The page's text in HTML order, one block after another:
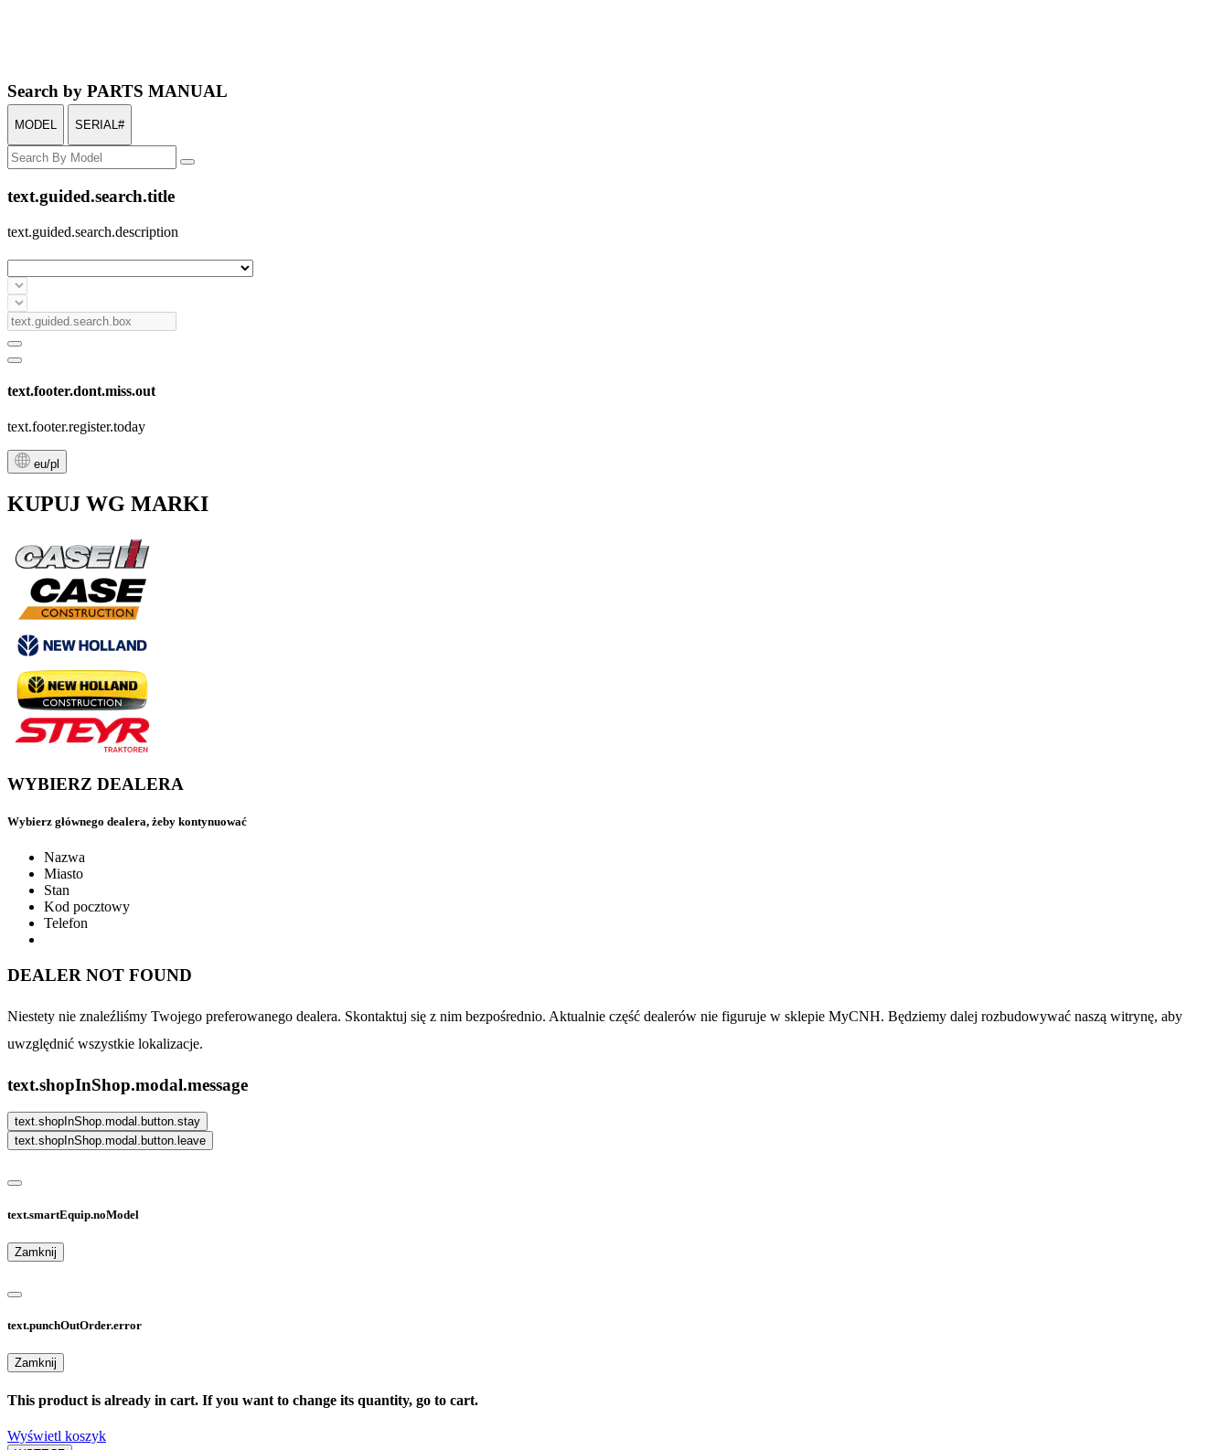
Search by PARTS MANUAL
MODEL SERIAL#
text.guided.search.title
text.guided.search.description
text.footer.dont.miss.out
text.footer.register.today
eu/pl
KUPUJ WG MARKI
WYBIERZ DEALERA
Wybierz głównego dealera, żeby kontynuować
Nazwa
Miasto
Stan
Kod pocztowy
Telefon
DEALER NOT FOUND
Niestety nie znaleźliśmy Twojego preferowanego dealera. Skontaktuj się z nim bezpośrednio. Aktualnie część dealerów nie figuruje w sklepie MyCNH. Będziemy dalej rozbudowywać naszą witrynę, aby
uwzględnić wszystkie lokalizacje.
text.shopInShop.modal.message
text.shopInShop.modal.button.stay
text.shopInShop.modal.button.leave
text.smartEquip.noModel
Zamknij
text.punchOutOrder.error
Zamknij
This product is already in cart. If you want to change its quantity, go to cart.
Wyświetl koszyk